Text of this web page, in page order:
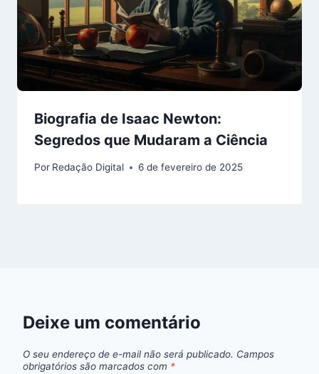
Biografia de Isaac Newton:
Segredos que Mudaram a Ciência
Por Redação Digital 6 de fevereiro de 2025
Deixe um comentário
O seu endereço de e-mail não será publicado. Campos
obrigatórios são marcados com *